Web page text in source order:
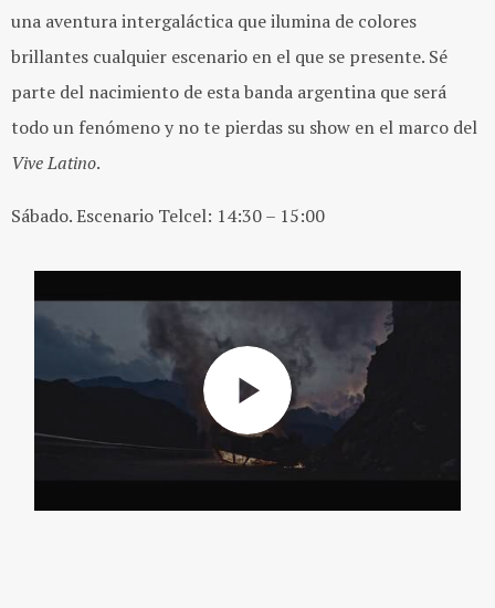
una aventura intergaláctica que ilumina de colores
brillantes cualquier escenario en el que se presente. Sé
parte del nacimiento de esta banda argentina que será
todo un fenómeno y no te pierdas su show en el marco del
Vive Latino.
Sábado. Escenario Telcel: 14:30 – 15:00